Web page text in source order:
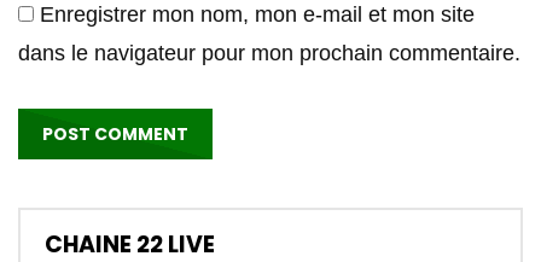
Enregistrer mon nom, mon e-mail et mon site
dans le navigateur pour mon prochain commentaire.
CHAINE 22 LIVE